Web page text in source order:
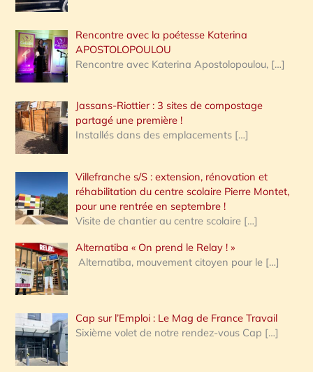
Rencontre avec la poétesse Katerina
APOSTOLOPOULOU
Rencontre avec Katerina Apostolopoulou, […]
Jassans-Riottier : 3 sites de compostage
partagé une première !
Installés dans des emplacements […]
Villefranche s/S : extension, rénovation et
réhabilitation du centre scolaire Pierre Montet,
pour une rentrée en septembre !
Visite de chantier au centre scolaire […]
Alternatiba « On prend le Relay ! »
Alternatiba, mouvement citoyen pour le […]
Cap sur l’Emploi : Le Mag de France Travail
Sixième volet de notre rendez-vous Cap […]